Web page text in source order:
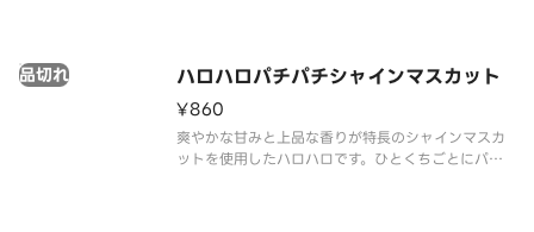
ハロハロパチパチシャインマスカット
品切れ
¥860
爽やかな甘みと上品な香りが特長のシャインマスカ
ットを使用したハロハロです。ひとくちごとにパチ